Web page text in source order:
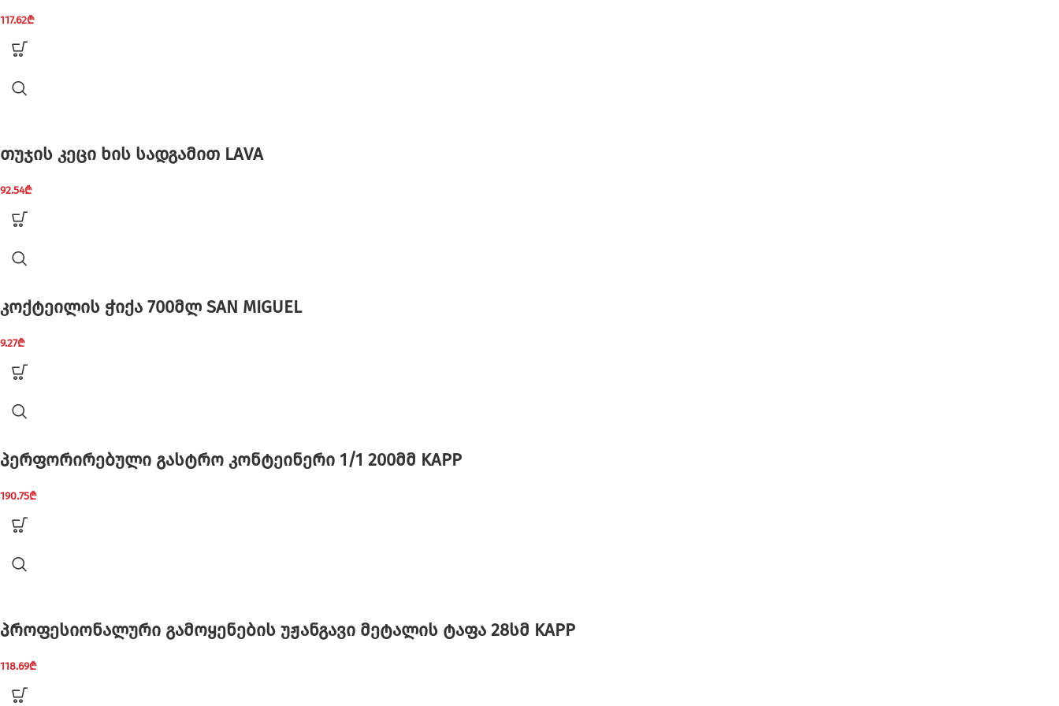
117.62₾
თუჯის კეცი ხის სადგამით LAVA
92.54₾
კოქტეილის ჭიქა 700მლ SAN MIGUEL
9.27₾
პერფორირებული გასტრო კონტეინერი 1/1 200მმ KAPP
190.75₾
პროფესიონალური გამოყენების უჟანგავი მეტალის ტაფა 28სმ KAPP
118.69₾